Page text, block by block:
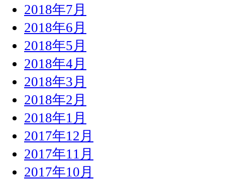
2018年7月
2018年6月
2018年5月
2018年4月
2018年3月
2018年2月
2018年1月
2017年12月
2017年11月
2017年10月